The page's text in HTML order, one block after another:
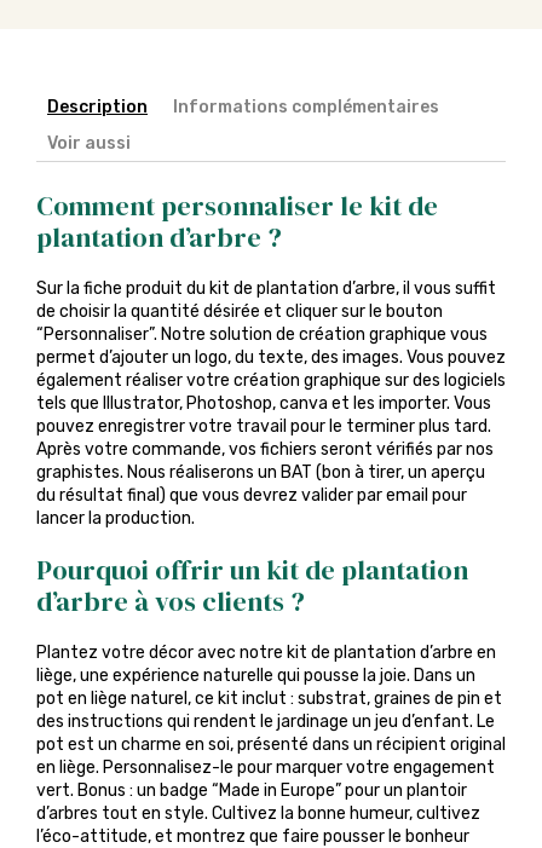
Description
Informations complémentaires
Voir aussi
Comment personnaliser le kit de
plantation d’arbre ?
Sur la fiche produit du kit de plantation d’arbre, il vous suffit
de choisir la quantité désirée et cliquer sur le bouton
“Personnaliser”. Notre solution de création graphique vous
permet d’ajouter un logo, du texte, des images. Vous pouvez
également réaliser votre création graphique sur des logiciels
tels que Illustrator, Photoshop, canva et les importer. Vous
pouvez enregistrer votre travail pour le terminer plus tard.
Après votre commande, vos fichiers seront vérifiés par nos
graphistes. Nous réaliserons un BAT (bon à tirer, un aperçu
du résultat final) que vous devrez valider par email pour
lancer la production.
Pourquoi offrir un kit de plantation
d’arbre à vos clients ?
Plantez votre décor avec notre kit de plantation d’arbre en
liège, une expérience naturelle qui pousse la joie. Dans un
pot en liège naturel, ce kit inclut : substrat, graines de pin et
des instructions qui rendent le jardinage un jeu d’enfant. Le
pot est un charme en soi, présenté dans un récipient original
en liège. Personnalisez-le pour marquer votre engagement
vert. Bonus : un badge “Made in Europe” pour un plantoir
d’arbres tout en style. Cultivez la bonne humeur, cultivez
l’éco-attitude, et montrez que faire pousser le bonheur